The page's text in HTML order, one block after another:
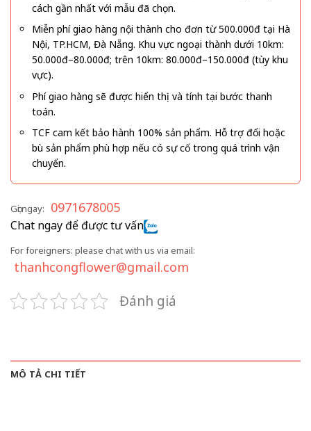
cách gần nhất với mẫu đã chọn.
Miễn phí giao hàng nội thành cho đơn từ 500.000đ tại Hà
Nội, TP.HCM, Đà Nẵng. Khu vực ngoại thành dưới 10km:
50.000đ–80.000đ; trên 10km: 80.000đ–150.000đ (tùy khu
vực).
Phí giao hàng sẽ được hiển thị và tính tại bước thanh
toán.
TCF cam kết bảo hành 100% sản phẩm. Hỗ trợ đổi hoặc
bù sản phẩm phù hợp nếu có sự cố trong quá trình vận
chuyển.
Gọi ngay: 0971678005
Chat ngay để được tư vấn
For foreigners: please chat with us via email:
thanhcongflower@gmail.com
Đánh giá
MÔ TẢ CHI TIẾT